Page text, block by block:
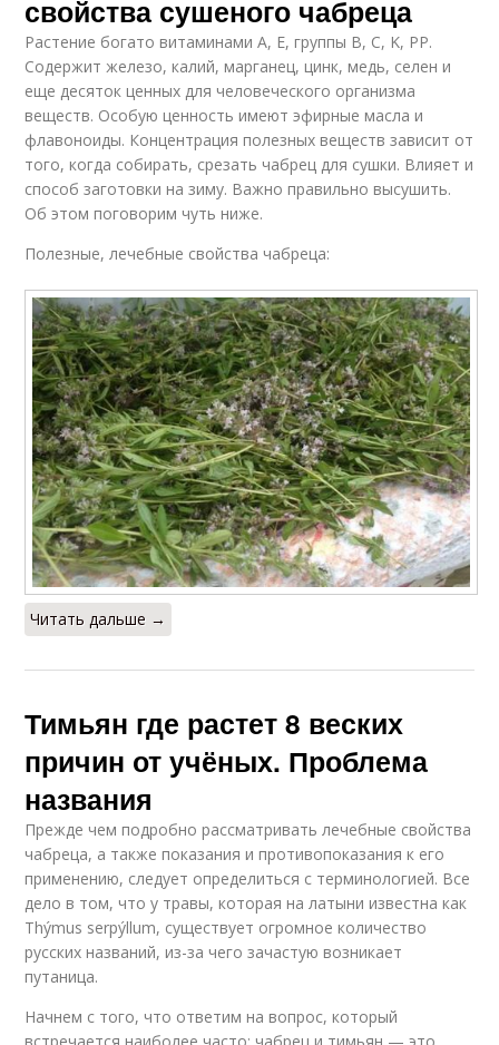
свойства сушеного чабреца
Растение богато витаминами A, E, группы B, C, K, PP.
Содержит железо, калий, марганец, цинк, медь, селен и
еще десяток ценных для человеческого организма
веществ. Особую ценность имеют эфирные масла и
флавоноиды. Концентрация полезных веществ зависит от
того, когда собирать, срезать чабрец для сушки. Влияет и
способ заготовки на зиму. Важно правильно высушить.
Об этом поговорим чуть ниже.
Полезные, лечебные свойства чабреца:
Читать дальше →
Тимьян где растет 8 веских
причин от учёных. Проблема
названия
Прежде чем подробно рассматривать лечебные свойства
чабреца, а также показания и противопоказания к его
применению, следует определиться с терминологией. Все
дело в том, что у травы, которая на латыни известна как
Thýmus serpýllum, существует огромное количество
русских названий, из-за чего зачастую возникает
путаница.
Начнем с того, что ответим на вопрос, который